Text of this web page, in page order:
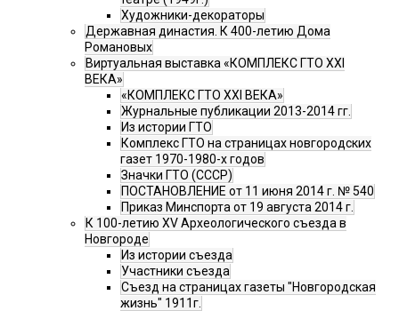
Художники-декораторы
Державная династия. К 400-летию Дома
Романовых
Виртуальная выставка «КОМПЛЕКС ГТО XXI
ВЕКА»
«КОМПЛЕКС ГТО XXI ВЕКА»
Журнальные публикации 2013-2014 гг.
Из истории ГТО
Комплекс ГТО на страницах новгородских
газет 1970-1980-х годов
Значки ГТО (СССР)
ПОСТАНОВЛЕНИЕ от 11 июня 2014 г. № 540
Приказ Минспорта от 19 августа 2014 г.
К 100-летию XV Археологического съезда в
Новгороде
Из истории съезда
Участники съезда
Cъезд на страницах газеты "Новгородская
жизнь" 1911г.